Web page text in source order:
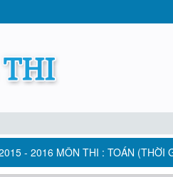
- 2016 MÔN THI : TOÁN (THỜI